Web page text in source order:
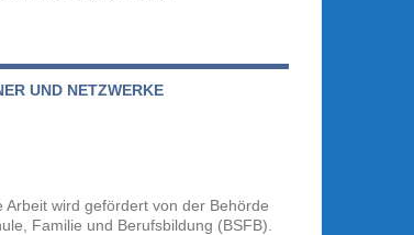
UND NETZWERKE
Arbeit wird gefördert von der Behörde
Familie und Berufsbildung (BSFB).